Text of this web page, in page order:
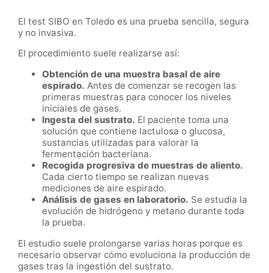
El test SIBO en Toledo es una prueba sencilla, segura
y no invasiva.
El procedimiento suele realizarse así:
Obtención de una muestra basal de aire
espirado. Antes de comenzar se recogen las
primeras muestras para conocer los niveles
iniciales de gases.
Ingesta del sustrato. El paciente toma una
solución que contiene lactulosa o glucosa,
sustancias utilizadas para valorar la
fermentación bacteriana.
Recogida progresiva de muestras de aliento.
Cada cierto tiempo se realizan nuevas
mediciones de aire espirado.
Análisis de gases en laboratorio. Se estudia la
evolución de hidrógeno y metano durante toda
la prueba.
El estudio suele prolongarse varias horas porque es
necesario observar cómo evoluciona la producción de
gases tras la ingestión del sustrato.